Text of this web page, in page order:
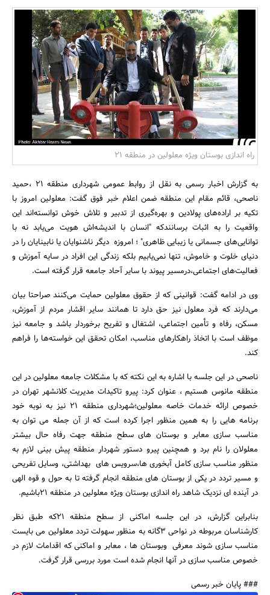
بانک، بیمه و سرمایه
مسکن و ساختمان
جستجو
راه اندازی بوستان ویژه معلولین در منطقه 21
به گزارش اخبار رسمی به نقل از روابط عمومی شهرداری منطقه 21 ،حمید
ناصحی، قائم مقام این منطقه ضمن اعلام خبر فوق گفت: معلولین امروز با
تکیه بر اراده‌های پولادین و بهره‌گیری از تدبیر و تلاش خوش توانسته‌اند این
واقعیت را به اثبات برسانندکه "انسان با اندیشه‌اش هویت می‌یابد نه با
توانایی‌های جسمانی یا زیبایی ظاهری" ؛ امروزه دیگر ناشنوایان یا نابینایان را در
دنیای خلوت و خاموش، تنها نمی‌یابیم بلکه زندگی این افراد در سایه آموزش و
فعالیت‌های اجتماعی،درمسیر پیوند با سایر آحاد جامعه قرار گرفته ‌است.
وی در ادامه گفت: قوانینی که از حقوق معلولین حمایت می‌کنند صراحتا بیان
می‌دارند که فرد معلول نیز حق دارد تا همانند سایر اقشار مردم از آموزش،
مسکن، رفاه و تأمین اجتماعی، اشتغال و تفریح برخوردار باشد و جامعه نیز
موظف است با اتخاذ راهکارهای مناسب، امکان تحقق این خواسته‌ها را فراهم
کند.
ناصحی در این جلسه با اشاره به این نکته که با مشکلات جامعه معلولین در این
منطقه مانوس هستیم ، عنوان کرد: پیرو تاکیدات مدیریت کلانشهر تهران در
خصوص ارائه خدمات خاصه معلولین؛شهرداری منطقه 21 نیز به نوبه خود
برنامه هایی را به همین منظور اجرا کرده است که از آن جمله می توان به
مناسب سازی معابر و بوستان های سطح منطقه جهت رفاه حال بیشتر
معلولان را نام برد و همچنین پیرو دستور شهردار منطقه پیش بینی لازم به
منظور مناسب سازی کامل آبخوری ها،سرویس های بهداشتی، وسایل تفریحی
و مسیر تردد در یکی از بوستان های منطقه انجام گرفته تا به حول و قوه الهی
در آینده ای نزدیک شاهد راه اندازی بوستان ویژه معلولین در منطقه 21باشیم.
بنابراین گزارش، در این جلسه اماکنی از سطح منطقه 21که طبق نظر
کارشناسان مربوطه در نواحی 3گانه به منظور سهولت تردد معلولین می بایست
مناسب سازی شوند معرفی وبوستان ها ، معابر و اماکنی که اقدامات لازم در
خصوص مناسب سازی در آنها انجام شده است مورد بررسی قرار گرفت.
### پایان خبر رسمی